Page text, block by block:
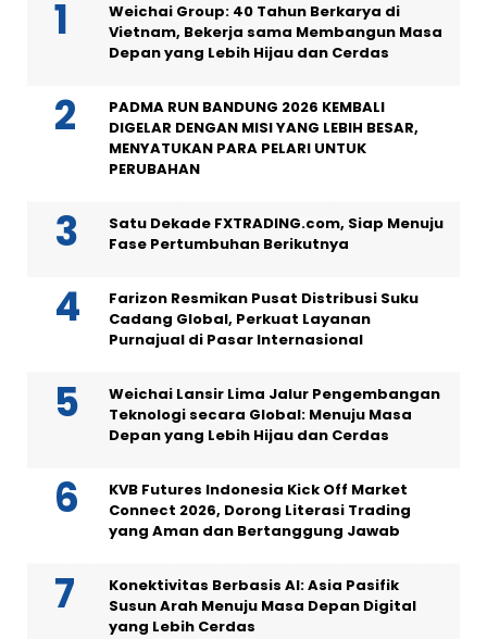
Weichai Group: 40 Tahun Berkarya di
Vietnam, Bekerja sama Membangun Masa
Depan yang Lebih Hijau dan Cerdas
PADMA RUN BANDUNG 2026 KEMBALI
DIGELAR DENGAN MISI YANG LEBIH BESAR,
MENYATUKAN PARA PELARI UNTUK
PERUBAHAN
Satu Dekade FXTRADING.com, Siap Menuju
Fase Pertumbuhan Berikutnya
Farizon Resmikan Pusat Distribusi Suku
Cadang Global, Perkuat Layanan
Purnajual di Pasar Internasional
Weichai Lansir Lima Jalur Pengembangan
Teknologi secara Global: Menuju Masa
Depan yang Lebih Hijau dan Cerdas
KVB Futures Indonesia Kick Off Market
Connect 2026, Dorong Literasi Trading
yang Aman dan Bertanggung Jawab
Konektivitas Berbasis AI: Asia Pasifik
Susun Arah Menuju Masa Depan Digital
yang Lebih Cerdas